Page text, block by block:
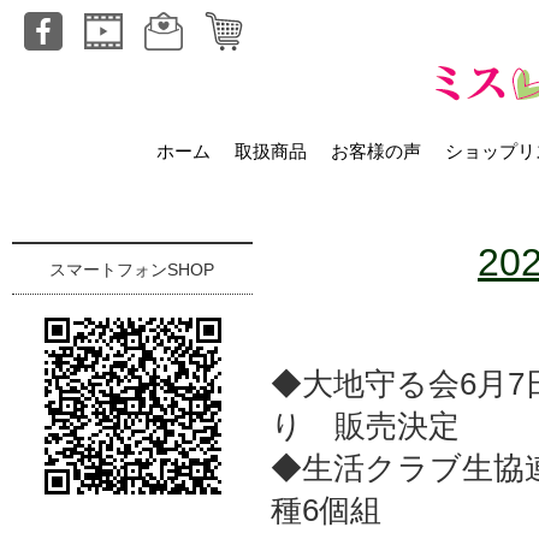
ホーム 取扱商品 お客様の声 ショップ
◆大地守る会6月7
り 販売決定
◆生活クラブ生協
種6個組
スマートフォンSHOP